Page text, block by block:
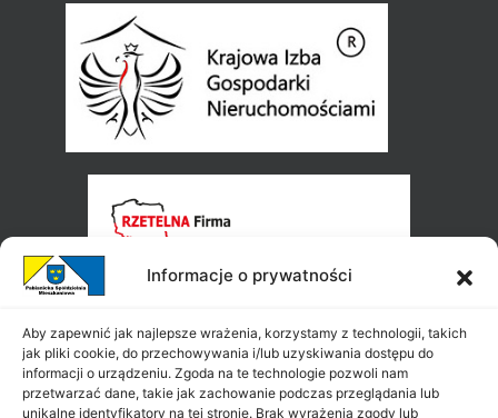
Informacje o prywatności
Aby zapewnić jak najlepsze wrażenia, korzystamy z technologii, takich
jak pliki cookie, do przechowywania i/lub uzyskiwania dostępu do
informacji o urządzeniu. Zgoda na te technologie pozwoli nam
przetwarzać dane, takie jak zachowanie podczas przeglądania lub
unikalne identyfikatory na tej stronie. Brak wyrażenia zgody lub